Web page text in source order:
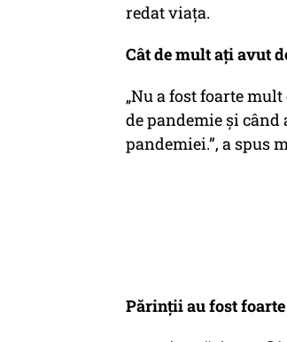
redat viața.
Cât de mult ați avut
„Nu a fost foarte
de pandemie și
pandemiei.”, a spus
Părinții au fost